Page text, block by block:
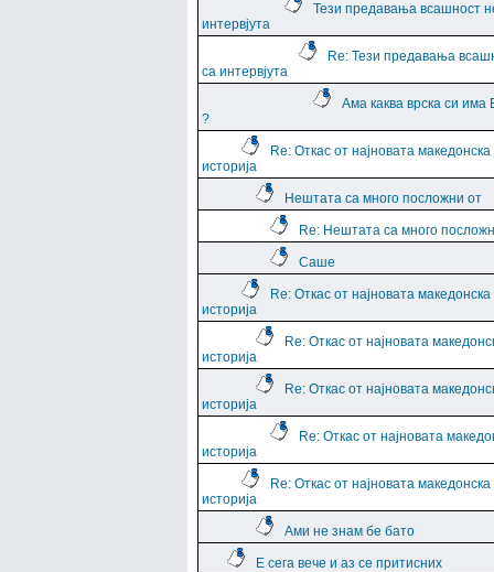
Тези предавања всашност
интервјута
Re: Тези предавања
са интервјута
Ама каква врска си има
?
Re: Откас от најновата македонска
историја
Нештата са много посложни от
Re: Нештата са много
Саше
Re: Откас от најновата македонска
историја
Re: Откас от најновата
историја
Re: Откас от најновата
историја
Re: Откас от најновата
историја
Re: Откас от најновата македонска
историја
Ами не знам бе бато
Е сега вече и аз се притисних